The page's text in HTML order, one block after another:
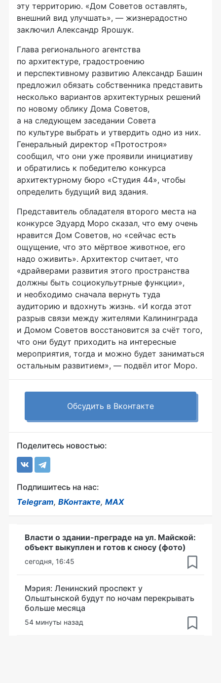
эту территорию. «Дом Советов оставлять,
внешний вид улучшать», — жизнерадостно
заключил Александр Ярошук.
Глава регионального агентства
по архитектуре, градостроению
и перспективному развитию Александр Башин
предложил обязать собственника представить
несколько вариантов архитектурных решений
по новому облику Дома Советов,
а на следующем заседании Совета
по культуре выбрать и утвердить одно из них.
Генеральный директор «Протостроя»
сообщил, что они уже проявили инициативу
и обратились к победителю конкурса
архитектурному бюро «Студия 44», чтобы
определить будущий вид здания.
Представитель обладателя второго места на
конкурсе Эдуард Моро сказал, что ему очень
нравится Дом Советов, но «сейчас есть
ощущение, что это мёртвое животное, его
надо оживить». Архитектор считает, что
«драйверами развития этого пространства
должны быть социокульутрные функции»,
и необходимо сначала вернуть туда
аудиторию и вдохнуть жизнь. «И когда этот
разрыв связи между жителями Калининграда
и Домом Советов восстановится за счёт того,
что они будут приходить на интересные
мероприятия, тогда и можно будет заниматься
остальным развитием», — подвёл итог Моро.
Обсудить в Вконтакте
Поделитесь новостью:
Подпишитесь на нас:
Telegram, ВКонтакте, MAX
Власти о здании-преграде на ул. Майской:
объект выкуплен и готов к сносу (фото)
сегодня, 16:45
Мэрия: Ленинский проспект у
Ольштынской будут по ночам перекрывать
больше месяца
54 минуты назад